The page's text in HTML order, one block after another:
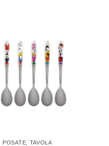
POSATE TAVOLA